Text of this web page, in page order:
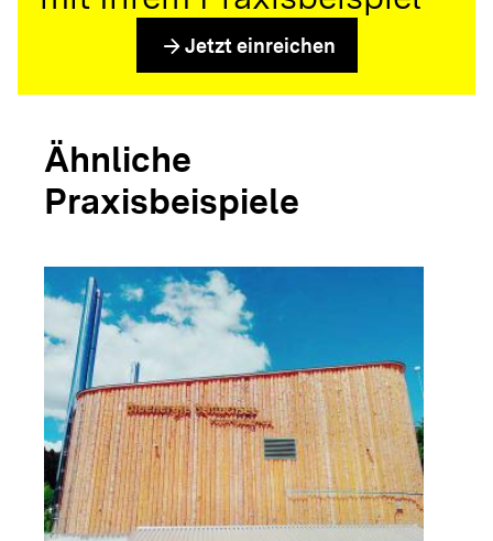
arrow_forward Jetzt einreichen
Ähnliche
Praxisbeispiele